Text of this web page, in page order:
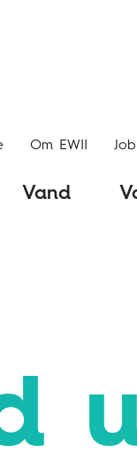
Om EWII Job
Vand